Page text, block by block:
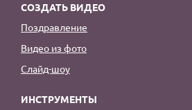
СОЗДАТЬ ВИДЕО
Поздравление
Видео из фото
Слайд-шоу
ИНСТРУМЕНТЫ